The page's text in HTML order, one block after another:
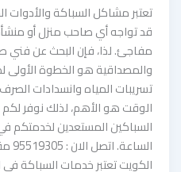
تعتبر مشاكل السباكة والأدوات
قد تواجه أي صاحب منزل أو
مفاجئ. لذا، فإن البحث عن فني
والمصداقية هو الخطوة الأولى
تسريبات المياه وانسدادات
الوقت هو الأهم، لذلك نوفر
السباكين المستعدين لخدمتكم
الكويت تعتبر خدمات السباكة في